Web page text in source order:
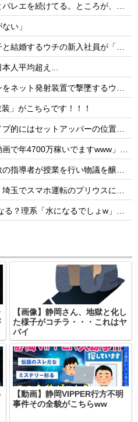
で「今年の合唱コン伴奏は諦めなさい」と言われたらしく...
い」
も中止になりました…」→俺「こっちもグループ全社の取引中止しよう」
人平均超え...
ト発射装置で撃墜するウクライナ。
」がこちらです！！！
トアッパーの位置が一番合うてる」←おーん
稼いでますwww」→海外の反応ch運営の秘密…
行い物議を醸す！ #大阪 #イスラム教 #モスク
ホ運転のプリウスに当て逃げされる車載。
るでしょw」文系ワイ「はぁ～…」→結果ｗｗｗ
【画像】静岡さん、地獄と化し
た様子がコチラ・・・これはヤ
バイ
【動画】静岡VIPPER行方不明
事件その全貌がこちらww